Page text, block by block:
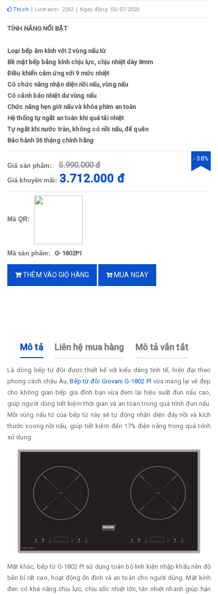
Thích Lượt xem: 2262 Ngày đăng: 05/07/2020
TÍNH NĂNG NỔI BẬT
Loại bếp âm kính với 2 vùng nấu từ
Bề mặt bếp bằng kính chịu lực, chịu nhiệt dày 8mm
Điều khiển cảm ứng với 9 mức nhiệt
Có chức năng nhận diện nồi nấu, vùng nấu
Có cảnh báo nhiệt dư vùng nấu
Chức năng hẹn giờ nấu và khóa phím an toàn
Hệ thống tự ngắt an toàn khi quá tải nhiệt
Tự ngắt khi nước tràn, không có nồi nấu, để quên
Bảo hành 36 tháng chính hãng
Giá sản phẩm: 5.990.000 đ
Giá khuyến mãi: 3.712.000 đ
- 38%
Mã QR:
Mã sản phẩm: G-1802PI
THÊM VÀO GIỎ HÀNG MUA NGAY
Mô tả Liên hệ mua hàng Mô tả vắn tắt
Là dòng bếp từ đôi được thiết kế với kiểu dáng tinh tế, hiện đại theo
phong cách châu Âu,Bếp từ đôi Giovani G-1802 PI vừa mang lại vẻ đẹp
cho không gian bếp gia đình bạn vừa đem lại hiệu suất đun nấu cao,
giúp người dùng tiết kiệm thời gian và an toàn trong quá trình đun nấu.
Mỗi vùng nấu từ của bếp từ này sẽ tự động nhận diện đáy nồi và kích
thước xoong nồi nấu, giúp tiết kiệm đến 17% điện năng trong quá trình
sử dụng.
Mặt khác, bếp từ G-1802 PI sử dụng toàn bộ linh kiện nhập khẩu nên độ
bền bỉ rất cao, hoạt động ổn định và an toàn cho người dùng. Mặt kính
đen có khả năng chịu lực, chịu sốc nhiệt lớn, tản nhiệt nhanh giúp hạn